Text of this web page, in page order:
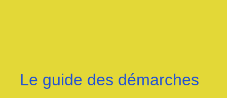
Le guide des démarches